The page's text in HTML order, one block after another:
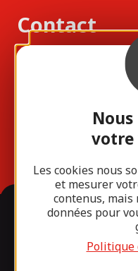
votre
Les cookies nous
et mesurer
contenus, mais
données pour
Politique
Contact
Laisser un
05 87 01
Rejoignez-